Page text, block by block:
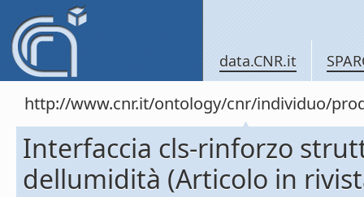
data.CNR.it
http://www.cnr.it/ontology/cnr/individuo/
Interfaccia cls-rinforzo
dellumidità (Articolo in